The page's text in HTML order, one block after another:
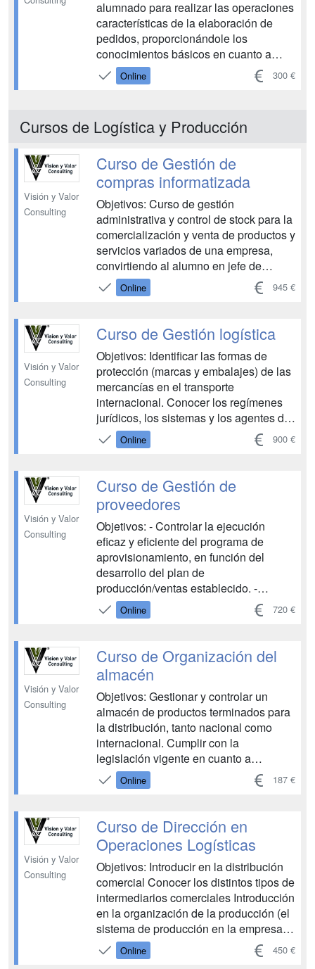
alumnado para realizar las operaciones
características de la elaboración de
pedidos, proporcionándole los
conocimientos básicos en cuanto a
equipos y sistemas. Además, va a
aprender a diferenciar entre envase y
estos. Finalmente, se formará en la
prepara...
Online 300 €
Cursos de Logística y Producción
Visión y Valor
Consulting
Curso de Gestión de
compras informatizada
Objetivos: Curso de gestión
administrativa y control de stock para la
comercialización y venta de productos y
servicios variados de una empresa,
convirtiendo al alumno en jefe de
compras a nivel profesional....
Online 945 €
Visión y Valor
Consulting
Curso de Gestión logística
Objetivos: Identificar las formas de
protección (marcas y embalajes) de las
mercancías en el transporte
internacional. Conocer los regímenes
jurídicos, los sistemas y los agentes de
los diferentes medios del transporte
internacional. Identificar e interpretar
diferentes medios que intervienen en el
transporte internacional....
Online 900 €
Visión y Valor
Consulting
Curso de Gestión de
proveedores
Objetivos: - Controlar la ejecución
eficaz y eficiente del programa de
aprovisionamiento, en función del
desarrollo del plan de
producción/ventas establecido. -
Acordar con los proveedores el
desarrollo de los flujos de
las condiciones y/o márgenes
establecidos en el contrato de compra
Online 720 €
Visión y Valor
Consulting
Curso de Organización del
almacén
Objetivos: Gestionar y controlar un
almacén de productos terminados para
la distribución, tanto nacional como
internacional. Cumplir con la
legislación vigente en cuanto a
seguridad e higiene en el trabajo dentro
de un almacén....
Online 187 €
Visión y Valor
Consulting
Curso de Dirección en
Operaciones Logísticas
Objetivos: Introducir en la distribución
comercial Conocer los distintos tipos de
intermediarios comerciales Introducción
en la organización de la producción (el
sistema de producción en la empresa,
la relación del sistema productivo con
otras áreas de la empresa..)
Online 450 €